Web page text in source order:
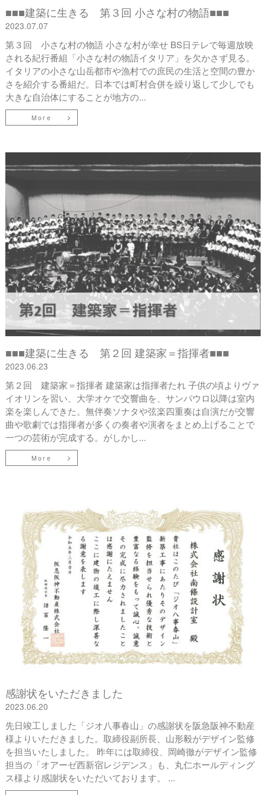
■■■建築に生きる 第３回 小さな村の物語■■■
2023.07.07
第３回 小さな村の物語 小さな村が幸せ BS日テレで毎週放映
される紀行番組「小さな村の物語イタリア」を欠かさず見る。
イタリアの小さな山岳都市や漁村での庶民の生活と空間の豊か
さを紹介する番組だ。日本では町村合併を繰り返して少しでも
大きな自治体にすることが地方の...
More
■■■建築に生きる 第２回 建築家＝指揮者■■■
2023.06.23
第２回 建築家＝指揮者 建築家は指揮者たれ 子供の頃よりヴァ
イオリンを習い、大学オケで交響曲を、サンパウロ以降は室内
楽を楽しんできた。無伴奏ソナタや弦楽四重奏は自演だが交響
曲や歌劇では指揮者が多くの奏者や演者をまとめ上げることで
一つの芸術が完成する。がしかし...
More
感謝状をいただきました
2023.06.20
先日竣工しました「ジオ八事春山」の感謝状を阪急阪神不動産
様よりいただきました。取締役副所長、山形毅がデザイン監修
を担当いたしました。 昨年には取締役、岡崎徹がデザイン監修
担当の「オアーゼ西新宿レジデンス」も、丸仁ホールディング
ス様より感謝状をいただいております。 ...